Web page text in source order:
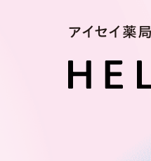
アイセイ薬